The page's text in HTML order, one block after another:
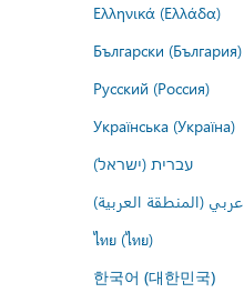
Ελληνικά (Ελλάδα)
Български (България)
Русский (Россия)
Українська (Україна)
עברית (ישראל)
عربي (المنطقة العربية)
ไทย (ไทย)
한국어 (대한민국)